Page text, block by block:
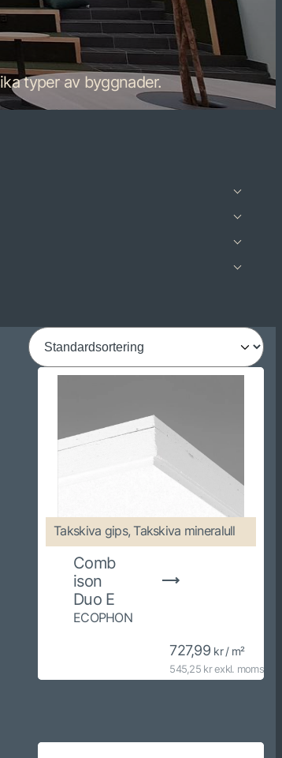
typer av byggnader.
Takskiva gips, Takskiva mineralull
Comb
ison
Duo E
ECOPHON
727,99 kr / m²
545,25 kr exkl. moms